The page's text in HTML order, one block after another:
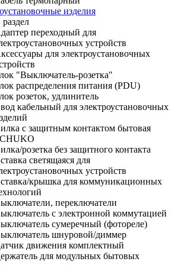
изделия
переходный для
устройств
для электроустановочных
"Выключатель-розетка"
распределения питания (PDU)
розеток, удлинитель
кабельный для электроустановочных
с защитным контактом бытовая
розетка без защитного контакта
светящаяся для
устройств
крышка для коммуникационных
переключатели
с электронной коммутацией
сумеречный (фотореле)
шнуровой/диммер
движения комплектный
для модульных бытовых